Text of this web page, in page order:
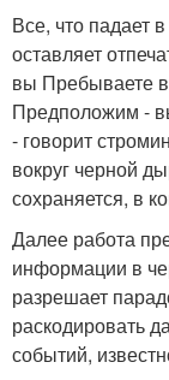
Все, что падает
оставляет
вы Пребываете
Предположим -
- говорит
вокруг черной
сохраняется, в
Далее работа
информации в
разрешает
раскодировать
событий,